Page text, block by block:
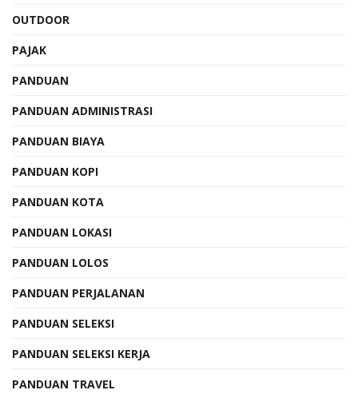
OUTDOOR
PAJAK
PANDUAN
PANDUAN ADMINISTRASI
PANDUAN BIAYA
PANDUAN KOPI
PANDUAN KOTA
PANDUAN LOKASI
PANDUAN LOLOS
PANDUAN PERJALANAN
PANDUAN SELEKSI
PANDUAN SELEKSI KERJA
PANDUAN TRAVEL